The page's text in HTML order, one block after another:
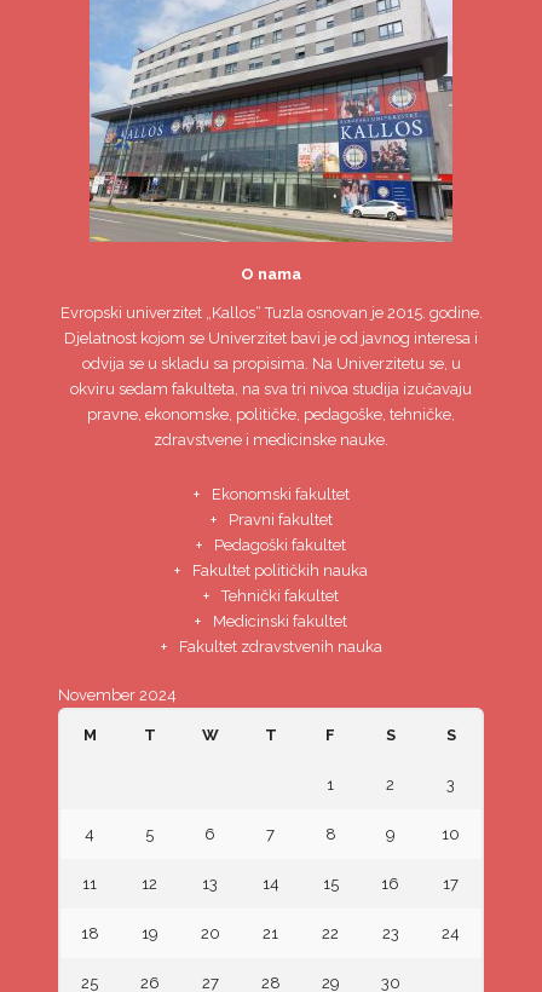
O nama
Evropski univerzitet„Kallos“ Tuzla osnovan je 2015. godine.
Djelatnost kojom se Univerzitet bavi je od javnog interesa i
odvija se u skladu sa propisima. Na Univerzitetu se, u
okviru sedam fakulteta, na sva tri nivoa studija izučavaju
pravne, ekonomske, političke, pedagoške, tehničke,
zdravstvene i medicinske nauke.
Ekonomski fakultet
Pravni fakultet
Pedagoški fakultet
Fakultet političkih nauka
Tehnički fakultet
Medicinski fakultet
Fakultet zdravstvenih nauka
November 2024
M T W T F S S
1 2 3
4 5 6 7 8 9 10
11 12 13 14 15 16 17
18 19 20 21 22 23 24
25 26 27 28 29 30